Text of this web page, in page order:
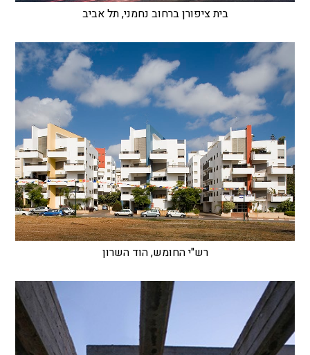
בית ציפורן ברחוב נחמני, תל אביב
רש"י החומש, הוד השרון